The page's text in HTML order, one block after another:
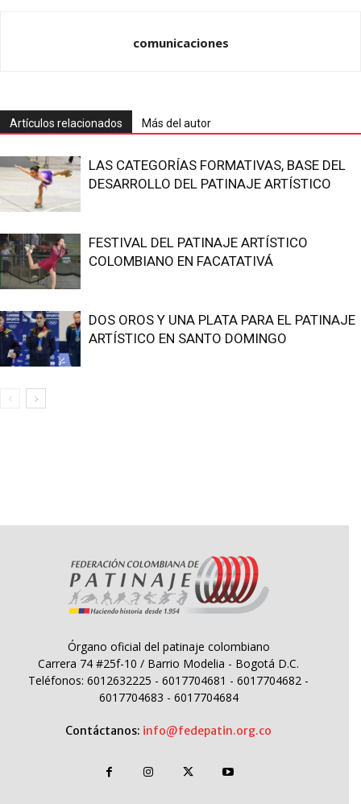
comunicaciones
Artículos relacionados Más del autor
LAS CATEGORÍAS FORMATIVAS, BASE DEL
DESARROLLO DEL PATINAJE ARTÍSTICO
FESTIVAL DEL PATINAJE ARTÍSTICO
COLOMBIANO EN FACATATIVÁ
DOS OROS Y UNA PLATA PARA EL PATINAJE
ARTÍSTICO EN SANTO DOMINGO
Órgano oficial del patinaje colombiano
Carrera 74 #25f-10 / Barrio Modelia - Bogotá D.C.
Teléfonos: 6012632225 - 6017704681 - 6017704682 -
6017704683 - 6017704684
Contáctanos: info@fedepatin.org.co